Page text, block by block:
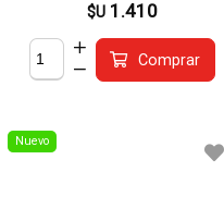
$U 1.410
Comprar
Nuevo